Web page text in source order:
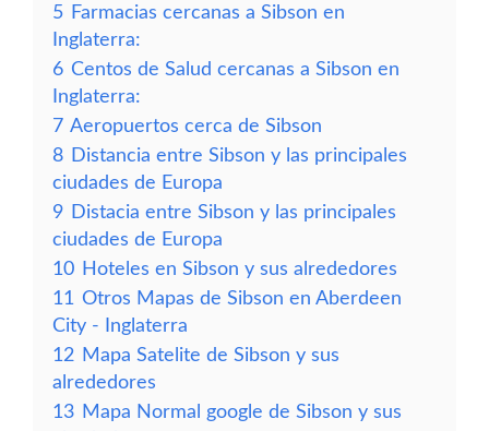
5 Farmacias cercanas a Sibson en
Inglaterra:
6 Centos de Salud cercanas a Sibson en
Inglaterra:
7 Aeropuertos cerca de Sibson
8 Distancia entre Sibson y las principales
ciudades de Europa
9 Distacia entre Sibson y las principales
ciudades de Europa
10 Hoteles en Sibson y sus alrededores
11 Otros Mapas de Sibson en Aberdeen
City - Inglaterra
12 Mapa Satelite de Sibson y sus
alrededores
13 Mapa Normal google de Sibson y sus